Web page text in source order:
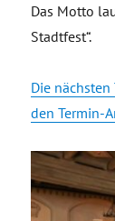
Das Motto
Stadtfest“.
Die
den Termin-